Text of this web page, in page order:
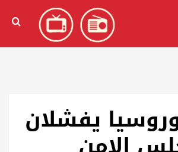
الإنجليزية)
يفشلان